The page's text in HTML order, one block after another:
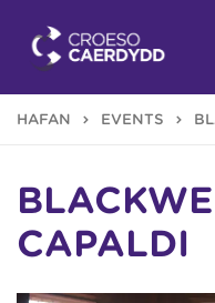
HAFAN EVENTS
CAPALDI